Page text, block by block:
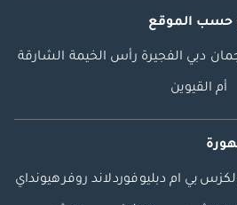
حسب الموقع
دبي الفجيرة رأس الخيمة الشارقة
أم القيوين
لكزس بي ام دبليوفوردلاند روفرهيونداي